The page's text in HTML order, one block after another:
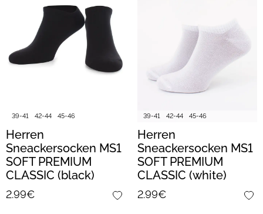
39-41 42-44 45-46
Herren
Sneackersocken MS1
SOFT PREMIUM
CLASSIC (black)
2.99€
39-41 42-44 45-46
Herren
Sneackersocken MS1
SOFT PREMIUM
CLASSIC (white)
2.99€